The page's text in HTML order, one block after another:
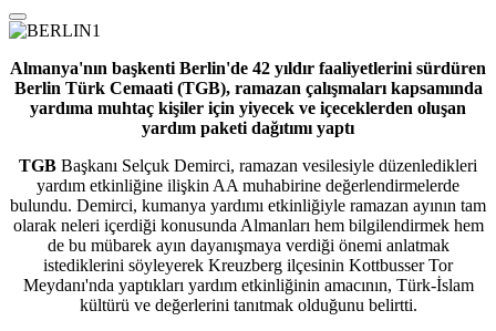
Almanya'nın başkenti Berlin'de 42 yıldır faaliyetlerini sürdüren
Berlin Türk Cemaati (TGB), ramazan çalışmaları kapsamında
yardıma muhtaç kişiler için yiyecek ve içeceklerden oluşan
yardım paketi dağıtımı yaptı
TGB Başkanı Selçuk Demirci, ramazan vesilesiyle düzenledikleri
yardım etkinliğine ilişkin AA muhabirine değerlendirmelerde
bulundu. Demirci, kumanya yardımı etkinliğiyle ramazan ayının tam
olarak neleri içerdiği konusunda Almanları hem bilgilendirmek hem
de bu mübarek ayın dayanışmaya verdiği önemi anlatmak
istediklerini söyleyerek Kreuzberg ilçesinin Kottbusser Tor
Meydanı'nda yaptıkları yardım etkinliğinin amacının, Türk-İslam
kültürü ve değerlerini tanıtmak olduğunu belirtti.